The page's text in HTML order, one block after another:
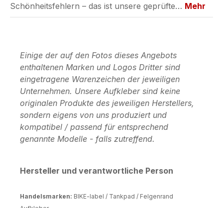
Schönheitsfehlern – das ist unsere geprüfte… Mehr
Einige der auf den Fotos dieses Angebots
enthaltenen Marken und Logos Dritter sind
eingetragene Warenzeichen der jeweiligen
Unternehmen. Unsere Aufkleber sind keine
originalen Produkte des jeweiligen Herstellers,
sondern eigens von uns produziert und
kompatibel / passend für entsprechend
genannte Modelle - falls zutreffend.
Hersteller und verantwortliche Person
Handelsmarken: BIKE-label / Tankpad / Felgenrand